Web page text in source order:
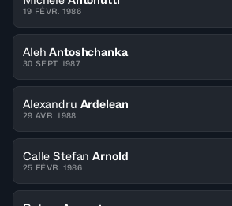
19 FÉVR. 1986
Aleh Antoshchanka
30 SEPT. 1987
Alexandru Ardelean
29 AVR. 1988
Calle Stefan Arnold
25 FÉVR. 1986